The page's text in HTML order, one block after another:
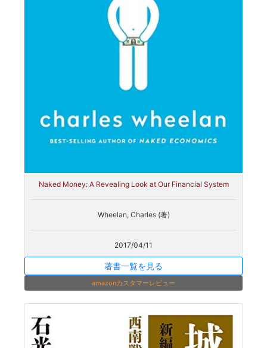
Naked Money: A Revealing Look at Our Financial System
Wheelan, Charles (著)
2017/04/11
著書一覧を見る
amazonカスタマーレビュー